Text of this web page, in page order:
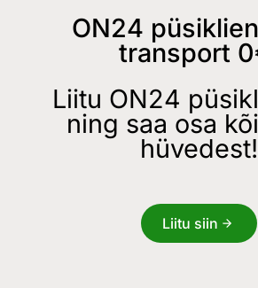
ON24
transport
Liitu ON24
ning saa osa
hüvedest!
Liitu siin